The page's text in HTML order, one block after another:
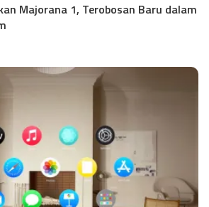
Majorana 1, Terobosan Baru dalam